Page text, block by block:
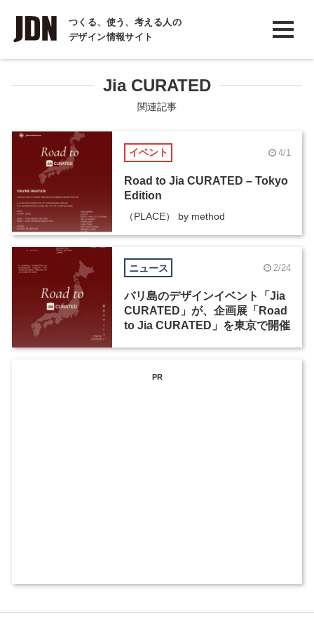
つくる、使う、考える人の
デザイン情報サイト
INTERVIEW
インタビュー
COLUMN
コラム
Jia CURATED
関連記事
イベント 4/1
Road to Jia CURATED – Tokyo
Edition
（PLACE） by method
ニュース 2/24
バリ島のデザインイベント「Jia
CURATED」が、企画展「Road
to Jia CURATED」を東京で開催
PR